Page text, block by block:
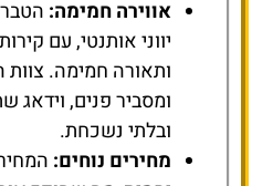
אווירה חמימה:
יווני אותנטי, עם
ותאורה חמימה. צוות
ומסביר פנים, וידאג
ובלתי נשכחת.
מחירים נוחים: